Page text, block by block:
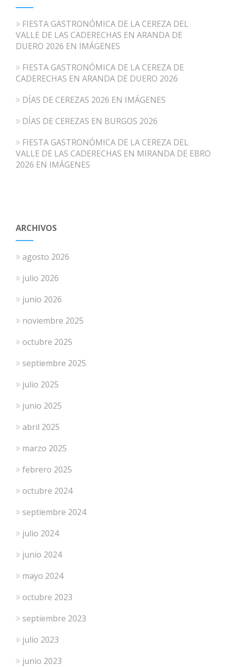
FIESTA GASTRONÓMICA DE LA CEREZA DEL
VALLE DE LAS CADERECHAS EN ARANDA DE
DUERO 2026 EN IMÁGENES
FIESTA GASTRONÓMICA DE LA CEREZA DE
CADERECHAS EN ARANDA DE DUERO 2026
DÍAS DE CEREZAS 2026 EN IMÁGENES
DÍAS DE CEREZAS EN BURGOS 2026
FIESTA GASTRONÓMICA DE LA CEREZA DEL
VALLE DE LAS CADERECHAS EN MIRANDA DE EBRO
2026 EN IMÁGENES
ARCHIVOS
agosto 2026
julio 2026
junio 2026
noviembre 2025
octubre 2025
septiembre 2025
julio 2025
junio 2025
abril 2025
marzo 2025
febrero 2025
octubre 2024
septiembre 2024
julio 2024
junio 2024
mayo 2024
octubre 2023
septiembre 2023
julio 2023
junio 2023